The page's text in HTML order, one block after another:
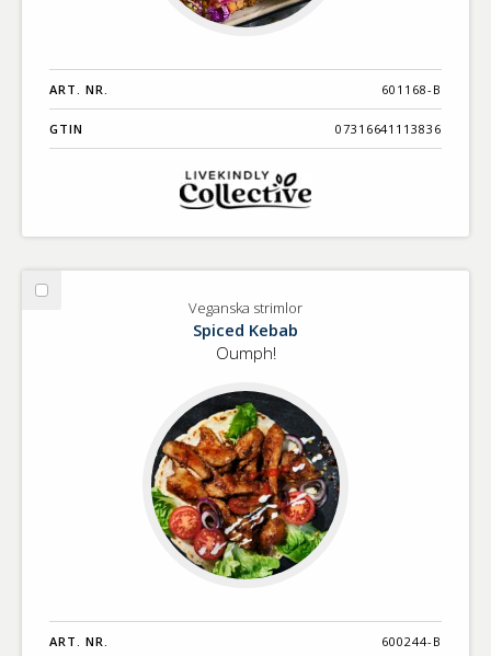
ART. NR. 601168-B
GTIN 07316641113836
Välj
Veganska strimlor
Spiced Kebab
Oumph!
ART. NR. 600244-B